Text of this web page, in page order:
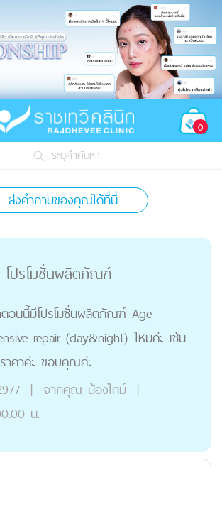
0
ระบุคำค้นหา
ส่งคำถามของคุณได้ที่นี่
โปรโมชั่นผลิตภัณฑ์
อนนี้มีโปรโมชั่นผลิตภัณฑ์ Age
repair (day&night) ไหมค่ะ เช่น
าคาค่ะ ขอบคุณค่ะ
| จากคุณ น้องไทม์ |
น.